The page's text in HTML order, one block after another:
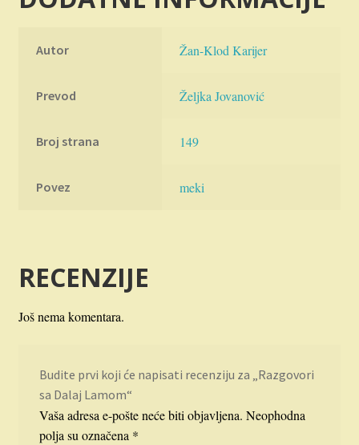
Autor Žan-Klod Karijer
Prevod Željka Jovanović
Broj strana 149
Povez meki
RECENZIJE
Još nema komentara.
Budite prvi koji će napisati recenziju za „Razgovori
sa Dalaj Lamom“
Vaša adresa e-pošte neće biti objavljena. Neophodna
polja su označena *